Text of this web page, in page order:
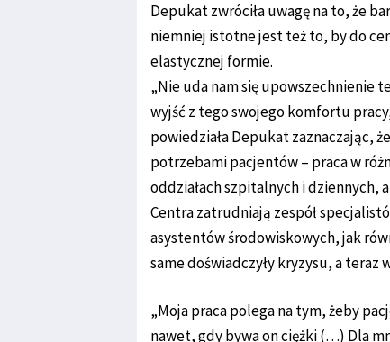
Depukat zwróciła uwagę na to, że
niemniej istotne jest też to, by do
elastycznej formie.
„Nie uda nam się upowszechnienie
wyjść z tego swojego komfortu
powiedziała Depukat zaznaczając,
potrzebami pacjentów – praca w
oddziałach szpitalnych i dziennych,
Centra zatrudniają zespół
asystentów środowiskowych, jak
same doświadczyły kryzysu, a teraz
„Moja praca polega na tym, żeby
nawet, gdy bywa on ciężki (…) Dla